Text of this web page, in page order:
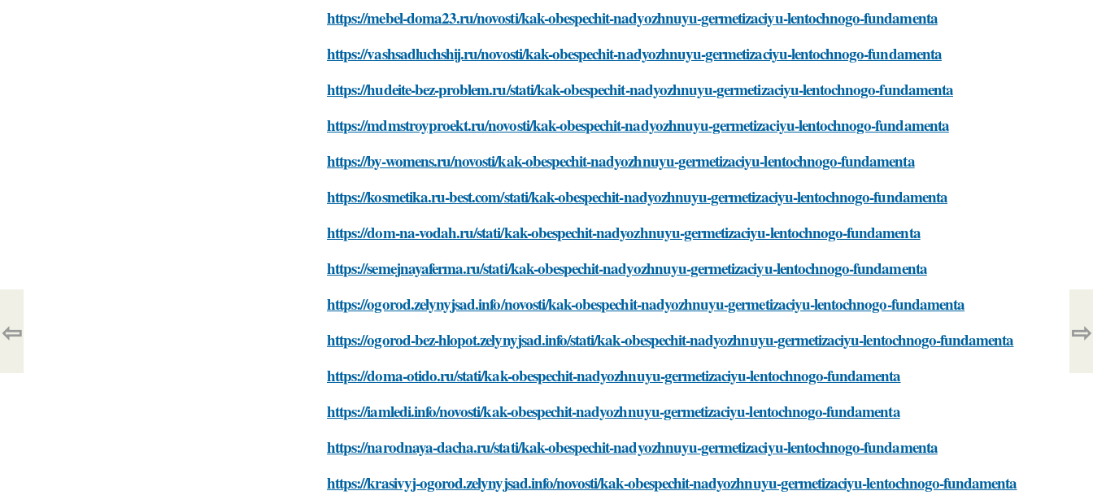
https://mebel-doma23.ru/novosti/kak-obespechit-nadyozhnuyu-germetizaciyu-lentochnogo-fundamenta
https://vashsadluchshij.ru/novosti/kak-obespechit-nadyozhnuyu-germetizaciyu-lentochnogo-fundamenta
https://hudeite-bez-problem.ru/stati/kak-obespechit-nadyozhnuyu-germetizaciyu-lentochnogo-fundamenta
https://mdmstroyproekt.ru/novosti/kak-obespechit-nadyozhnuyu-germetizaciyu-lentochnogo-fundamenta
https://by-womens.ru/novosti/kak-obespechit-nadyozhnuyu-germetizaciyu-lentochnogo-fundamenta
https://kosmetika.ru-best.com/stati/kak-obespechit-nadyozhnuyu-germetizaciyu-lentochnogo-fundamenta
https://dom-na-vodah.ru/stati/kak-obespechit-nadyozhnuyu-germetizaciyu-lentochnogo-fundamenta
https://semejnayaferma.ru/stati/kak-obespechit-nadyozhnuyu-germetizaciyu-lentochnogo-fundamenta
https://ogorod.zelynyjsad.info/novosti/kak-obespechit-nadyozhnuyu-germetizaciyu-lentochnogo-fundamenta
https://ogorod-bez-hlopot.zelynyjsad.info/stati/kak-obespechit-nadyozhnuyu-germetizaciyu-lentochnogo-fundamenta
https://doma-otido.ru/stati/kak-obespechit-nadyozhnuyu-germetizaciyu-lentochnogo-fundamenta
https://iamledi.info/novosti/kak-obespechit-nadyozhnuyu-germetizaciyu-lentochnogo-fundamenta
https://narodnaya-dacha.ru/stati/kak-obespechit-nadyozhnuyu-germetizaciyu-lentochnogo-fundamenta
https://krasivyj-ogorod.zelynyjsad.info/novosti/kak-obespechit-nadyozhnuyu-germetizaciyu-lentochnogo-fundamenta
⇦ ⇨